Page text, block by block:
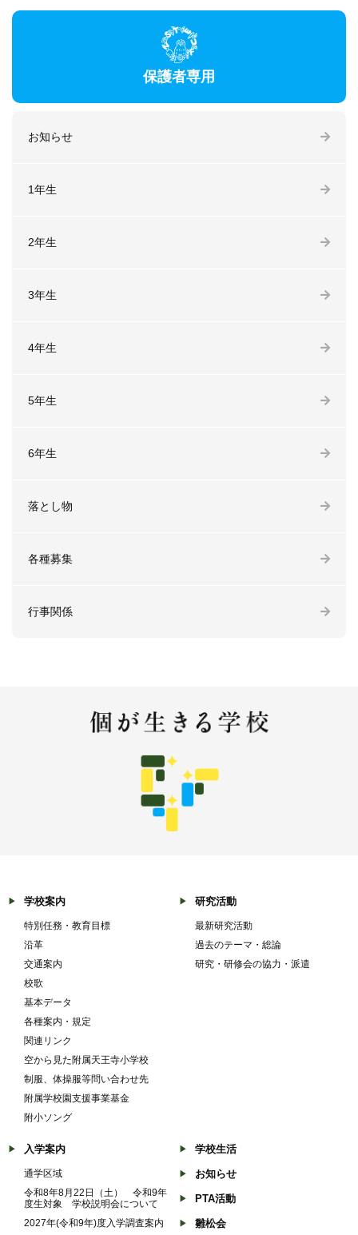
保護者専用
お知らせ
1年生
2年生
3年生
4年生
5年生
6年生
落とし物
各種募集
行事関係
学校案内
特別任務・教育目標
沿革
交通案内
校歌
基本データ
各種案内・規定
関連リンク
空から見た附属天王寺小学校
制服、体操服等問い合わせ先
附属学校園支援事業基金
附小ソング
研究活動
最新研究活動
過去のテーマ・総論
研究・研修会の協力・派遣
入学案内
通学区域
令和8年8月22日（土） 令和9年
度生対象 学校説明会について
2027年(令和9年)度入学調査案内
学校生活
お知らせ
PTA活動
雛松会